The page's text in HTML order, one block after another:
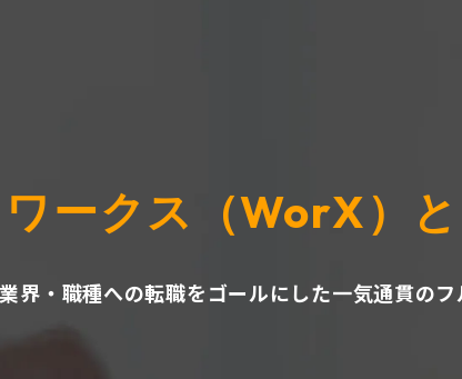
ワークス（WorX）と
界・職種への転職をゴールにした一気通貫の